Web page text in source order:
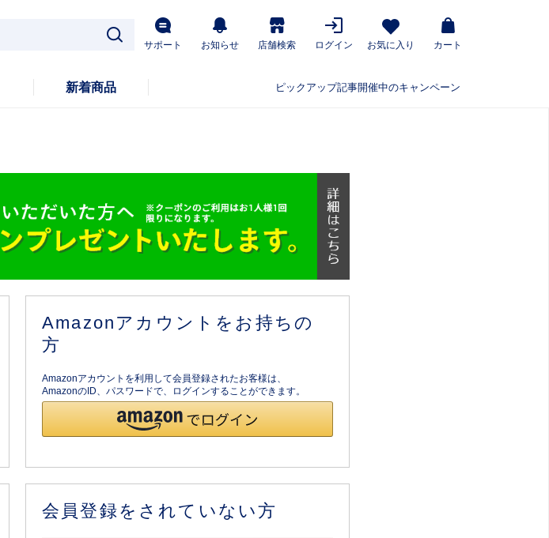
サポート お知らせ 店舗検索 ログイン お気に入り カート
新着商品 ピックアップ記事開催中のキャンペーン
Amazonアカウントをお持ちの
方
Amazonアカウントを利用して会員登録されたお客様は、
AmazonのID、パスワードで、ログインすることができます。
会員登録をされていない方